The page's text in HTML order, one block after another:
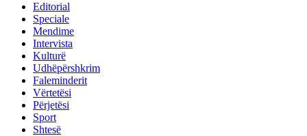
Editorial
Speciale
Mendime
Intervista
Kulturë
Udhëpërshkrim
Faleminderit
Vërtetësi
Përjetësi
Sport
Shtesë